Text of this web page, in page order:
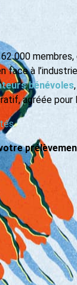
000
face à
bénévoles
agréée